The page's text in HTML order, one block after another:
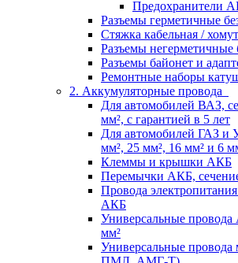
Предохранители
Разъемы герметичные
Стяжка кабельная /
Разъемы негерметичные
Разъемы байонет и
Ремонтные наборы
2. Аккумуляторные провода
Для автомобилей ВАЗ,
мм², с гарантией в 5 лет
Для автомобилей ГАЗ и
мм², 25 мм², 16 мм² и 6
Клеммы и крышки АКБ
Перемычки АКБ,
Провода
АКБ
Универсальные
мм²
Универсальные провода